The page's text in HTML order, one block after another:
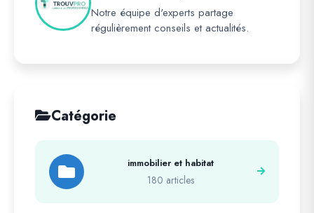
Notre équipe d'experts partage
régulièrement conseils et actualités.
Catégorie
immobilier et habitat
180 articles